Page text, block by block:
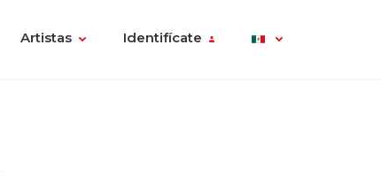
Artistas Identifícate